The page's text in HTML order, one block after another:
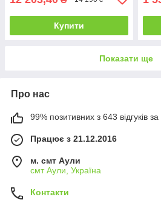
Купити
Показати ще
Про нас
99% позитивних з 643 відгуків за
Працює з 21.12.2016
м. смт Аули
смт Аули, Україна
Контакти